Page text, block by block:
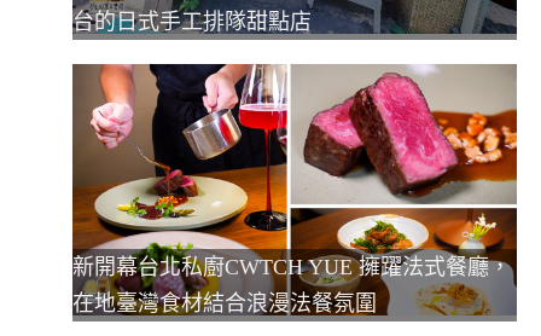
台的日式手工排隊甜點店
新開幕台北私廚CWTCH YUE 擁躍法式餐廳，
在地臺灣食材結合浪漫法餐氛圍